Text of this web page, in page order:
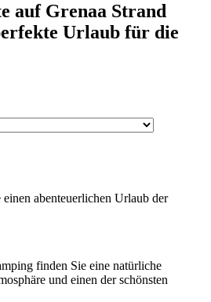
auf Grenaa Strand
Urlaub für die
abenteuerlichen Urlaub der
finden Sie eine natürliche
und einen der schönsten